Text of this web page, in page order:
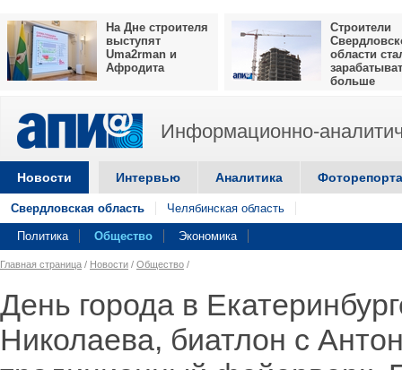
На Дне строителя
выступят
Uma2rman и
Афродита
Строители
области
больше
Информационно-
Новости Интервью Аналитика
Свердловская область Челябинская область
Политика Общество Экономика
Главная страница / Новости / Общество /
День города в
Николаева, биатлон с